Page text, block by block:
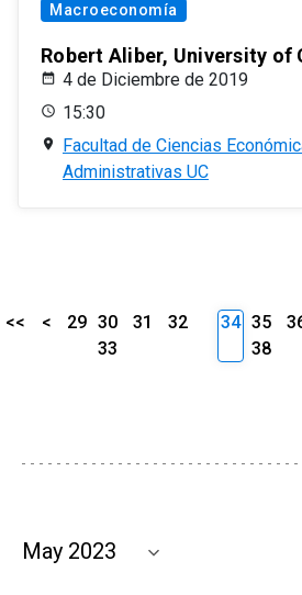
Macroeconomía
Robert Aliber, University of
4 de Diciembre de 2019
15:30
Facultad de Ciencias
Administrativas UC
<< < 29 30 31
32
33
34 35
38